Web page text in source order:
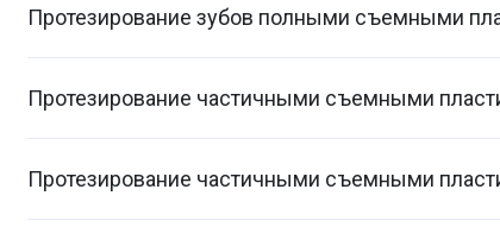
Протезирование зубов полными съемными
Протезирование частичными съемными
Протезирование частичными съемными